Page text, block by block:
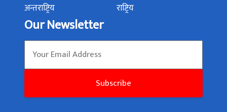
अन्तराष्ट्रिय
राष्ट्रिय
Our Newsletter
Subscribe